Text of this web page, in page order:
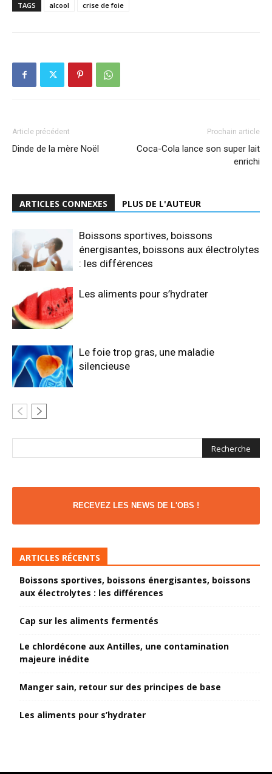
TAGS alcool crise de foie
Article précédent
Dinde de la mère Noël
Prochain article
Coca-Cola lance son super lait
enrichi
ARTICLES CONNEXES PLUS DE L'AUTEUR
Boissons sportives, boissons
énergisantes, boissons aux électrolytes
: les différences
Les aliments pour s’hydrater
Le foie trop gras, une maladie
silencieuse
RECEVEZ LES NEWS DE L'OBS !
ARTICLES RÉCENTS
Boissons sportives, boissons énergisantes, boissons
aux électrolytes : les différences
Cap sur les aliments fermentés
Le chlordécone aux Antilles, une contamination
majeure inédite
Manger sain, retour sur des principes de base
Les aliments pour s’hydrater